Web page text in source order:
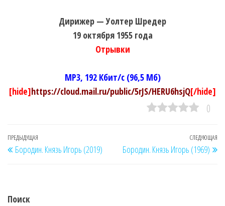
Дирижер — Уолтер Шредер
19 октября 1955 года
Отрывки
MP3, 192 Кбит/c (96,5 Мб)
[hide]https://cloud.mail.ru/public/5rJS/HERU6hsjQ[/hide]
0
Навигация
по
Предыдущая
запись
ПРЕДЫДУЩАЯ
Бородин. Князь Игорь (2019)
СЛЕДУЮЩАЯ
Бородин. Князь Игорь (1969)
Поиск